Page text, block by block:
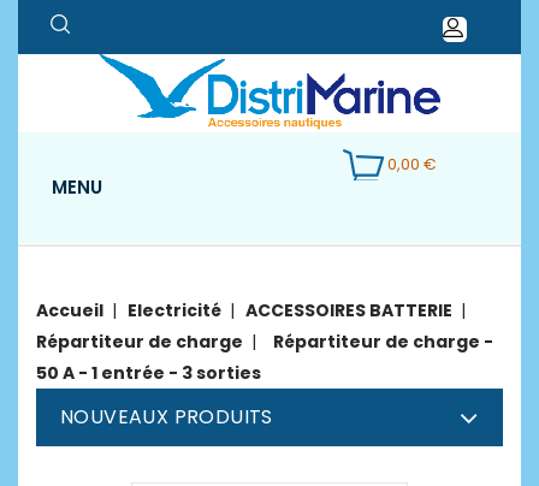
0,00 €
MENU
Accueil Electricité
ACCESSOIRES BATTERIE
Répartiteur de charge
Répartiteur de charge -
50 A - 1 entrée - 3 sorties
NOUVEAUX PRODUITS